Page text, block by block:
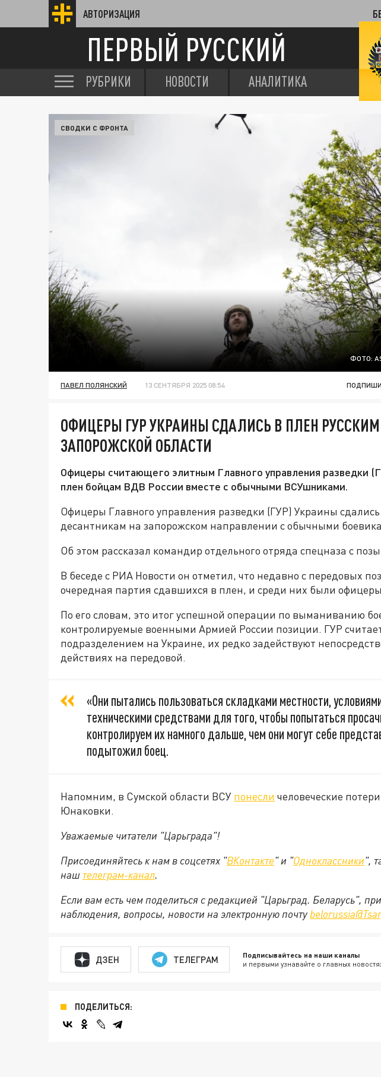
АВТОРИЗАЦИЯ
ПЕРВЫЙ РУССКИЙ
РУБРИКИ НОВОСТИ АНАЛИТИКА
ФОТО:
СВОДКИ С ФРОНТА
ПАВЕЛ ПОЛЯНСКИЙ 13 СЕНТЯБРЯ 2025 08:54
ОФИЦЕРЫ ГУР УКРАИНЫ СДАЛИСЬ В ПЛЕН
ЗАПОРОЖСКОЙ ОБЛАСТИ
Офицеры считающего элитным Главного управления разведки
плен бойцам ВДВ России вместе с обычными ВСУшниками.
Офицеры Главного управления разведки (ГУР) Украины сдались
десантникам на запорожском направлении с обычными
Об этом рассказал командир отдельного отряда спецназа с
В беседе с РИА Новости он отметил, что недавно с передовых
очередная партия сдавшихся в плен, и среди них были
По его словам, это итог успешной операции по выманиванию
контролируемые военными Армией России позиции. ГУР
подразделением на Украине, их редко задействуют
действиях на передовой.
«Они пытались пользоваться складками местности,
техническими средствами для того, чтобы попытаться
контролируем их намного дальше, чем они могут себе
подытожил боец.
Напомним, в Сумской области ВСУ понесли человеческие
Юнаковки.
Уважаемые читатели "Царьграда"!
Присоединяйтесь к нам в соцсетях "ВКонтакте" и "Одноклассники",
наш телеграм-канал.
Если вам есть чем поделиться с редакцией "Царьград. Беларусь",
наблюдения, вопросы, новости на электронную почту
ДЗЕН ТЕЛЕГРАМ Подписывайтесь на наши каналы
и первыми узнавайте о главных
ПОДЕЛИТЬСЯ: